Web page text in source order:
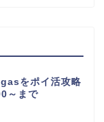
をポイ活攻略
～まで